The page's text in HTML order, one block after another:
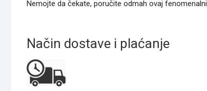
Nemojte da čekate, poručite odmah ovaj fenomenalni
Način dostave i plaćanje